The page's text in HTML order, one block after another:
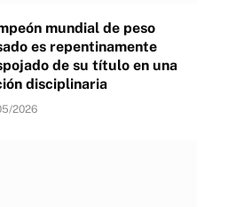
mundial de peso
es repentinamente
de su título en una
disciplinaria
2026